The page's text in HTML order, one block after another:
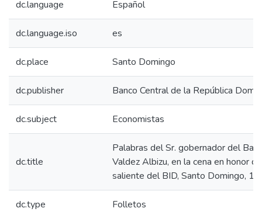
dc.language Español
dc.language.iso es
dc.place Santo Domingo
dc.publisher Banco Central de la República
dc.subject Economistas
dc.title
Palabras del Sr. gobernador del
Valdez Albizu, en la cena en honor
saliente del BID, Santo Domingo,
dc.type Folletos